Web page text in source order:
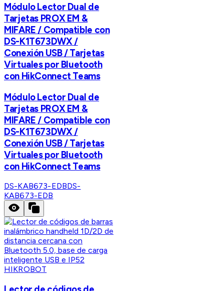
Módulo Lector Dual de
Tarjetas PROX EM &
MIFARE / Compatible con
DS-K1T673DWX /
Conexión USB / Tarjetas
Virtuales por Bluetooth
con HikConnect Teams
Módulo Lector Dual de
Tarjetas PROX EM &
MIFARE / Compatible con
DS-K1T673DWX /
Conexión USB / Tarjetas
Virtuales por Bluetooth
con HikConnect Teams
DS-KAB673-EDBDS-
KAB673-EDB
HIKROBOT